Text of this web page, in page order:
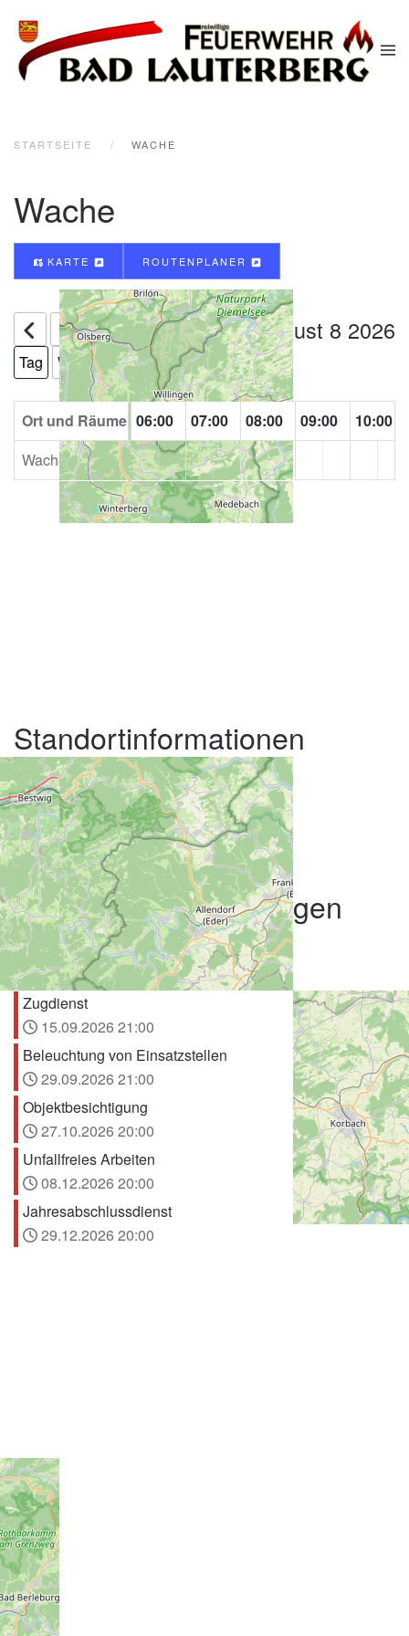
Zum Hauptinhalt springen
STARTSEITE WACHE
Wache
KARTE ROUTENPLANER
Heute August 8 2026
Tag Woche Monat Jahr
Ort und Räume
04:00 05:00 06:00 07:00 08:00 09:00
10:00
Wache
Standortinformationen
STADT Braunshausen
BUNDESLAND Nordrhein-Westfalen
LAND Deutschland
Nächste Veranstaltungen
Retten aus Tiefen
01.09.2026
21:00
Zugdienst
15.09.2026 21:00
Beleuchtung von Einsatzstellen
29.09.2026 21:00
Objektbesichtigung
27.10.2026 20:00
Unfallfreies Arbeiten
08.12.2026 20:00
Jahresabschlussdienst
29.12.2026 20:00